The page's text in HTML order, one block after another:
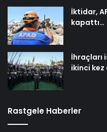
İktidar,
kapattı…
İhraçları
ikinci
Rastgele Haberler